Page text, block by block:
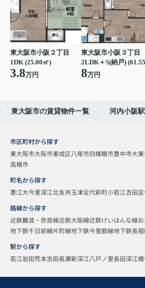
東大阪市小阪２丁目
1DK (25.00㎡)
3.8万円
東大阪市小阪３丁目
8万円
東大阪市の賃貸物件一覧 河内小阪駅
市区町村から探す
東大阪市大阪市東成区八尾市四條畷市豊中市大
高槻市
町名から探す
菱江大今里深江北友井玉津足代新町小若江吉田
路線から探す
近鉄難波・奈良線近鉄大阪線近鉄けいはんな線
地下鉄千日前線片町線地下鉄今里筋線地下鉄長
駅から探す
若江岩田荒本吉田長瀬新深江八戸ノ里長田深江橋